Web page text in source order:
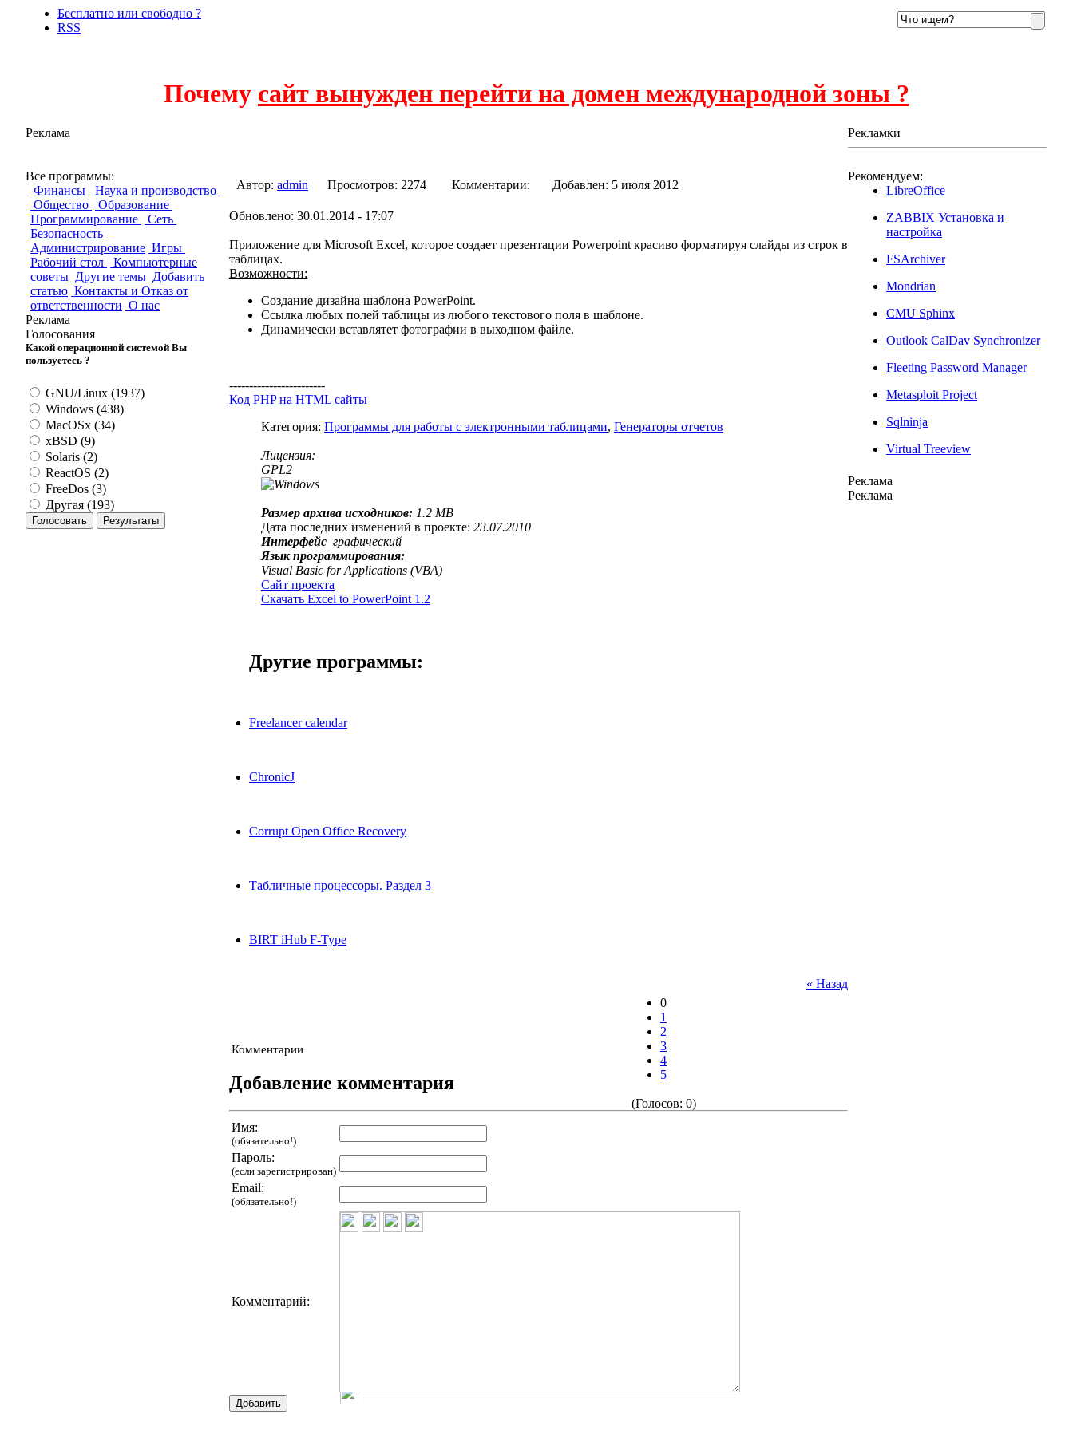
Бесплатно или свободно ?
RSS
Почему сайт вынужден перейти на домен международной зоны ?
Реклама
Все программы:
Финансы
Наука и производство
Общество
Образование
Программирование
Сеть
Безопасность
Администрирование Игры
Рабочий стол
Компьютерные
советы Другие темы Добавить
статью Контакты и Отказ от
ответственности О нас
Реклама
Голосования
Какой операционной системой Вы
пользуетесь ?
GNU/Linux (1937)
Windows (438)
MacOSx (34)
xBSD (9)
Solaris (2)
ReactOS (2)
FreeDos (3)
Другая (193)
Автор: admin Просмотров: 2274 Комментарии: Добавлен: 5 июля 2012
Обновлено: 30.01.2014 - 17:07
Приложение для Microsoft Excel, которое создает презентации Powerpoint красиво форматируя слайды из строк в
таблицах.
Возможности:
Создание дизайна шаблона PowerPoint.
Ссылка любых полей таблицы из любого текстового поля в шаблоне.
Динамически вставлятет фотографии в выходном файле.
------------------------
Код PHP на HTML сайты
Категория: Программы для работы с электронными таблицами, Генераторы отчетов
Лицензия:
GPL2
Размер архива исходников: 1.2 MB
Дата последних изменений в проекте: 23.07.2010
Интерфейс графический
Язык программирования:
Visual Basic for Applications (VBA)
Сайт проекта
Скачать Excel to PowerPoint 1.2
Другие программы:
Freelancer calendar
ChronicJ
Corrupt Open Office Recovery
Табличные процессоры. Раздел 3
BIRT iHub F-Type
0
1
2
3
4
5
(Голосов: 0)
« Назад
Комментарии
Добавление комментария
Имя:
(обязательно!)
Пароль:
(если зарегистрирован)
Email:
(обязательно!)
Комментарий:
Рекламки
Рекомендуем:
LibreOffice
ZABBIX Установка и
настройка
FSArchiver
Mondrian
CMU Sphinx
Outlook CalDav Synchronizer
Fleeting Password Manager
Metasploit Project
Sqlninja
Virtual Treeview
Реклама
Реклама